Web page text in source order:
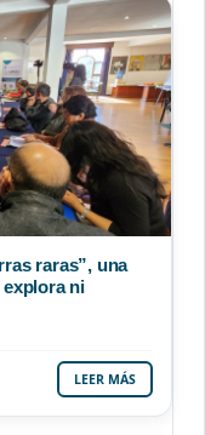
raras”, una
ni
LEER MÁS